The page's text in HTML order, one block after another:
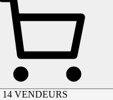
14 VENDEURS